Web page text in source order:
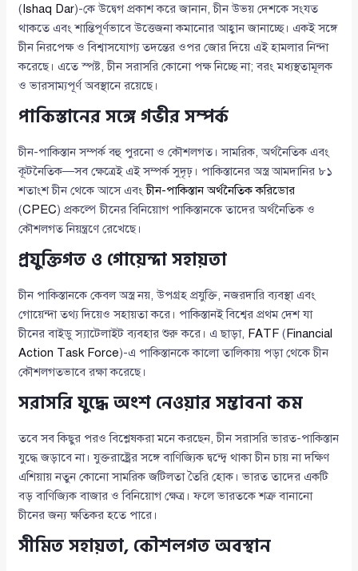
(Ishaq Dar)-কে উদ্বেগ প্রকাশ করে জানান, চীন উভয় দেশকে সংযত
থাকতে এবং শান্তিপূর্ণভাবে উত্তেজনা কমানোর আহ্বান জানাচ্ছে। একই সঙ্গে
চীন নিরপেক্ষ ও বিশ্বাসযোগ্য তদন্তের ওপর জোর দিয়ে এই হামলার নিন্দা
করেছে। এতে স্পষ্ট, চীন সরাসরি কোনো পক্ষ নিচ্ছে না; বরং মধ্যস্থতামূলক
ও ভারসাম্যপূর্ণ অবস্থানে রয়েছে।
পাকিস্তানের সঙ্গে গভীর সম্পর্ক
চীন-পাকিস্তান সম্পর্ক বহু পুরনো ও কৌশলগত। সামরিক, অর্থনৈতিক এবং
কূটনৈতিক—সব ক্ষেত্রেই এই সম্পর্ক সুদৃঢ়। পাকিস্তানের অস্ত্র আমদানির ৮১
শতাংশ চীন থেকে আসে এবংচীন-পাকিস্তান অর্থনৈতিক করিডোর
(CPEC) প্রকল্পে চীনের বিনিয়োগ পাকিস্তানকে তাদের অর্থনৈতিক ও
কৌশলগত নিয়ন্ত্রণে রেখেছে।
প্রযুক্তিগত ও গোয়েন্দা সহায়তা
চীন পাকিস্তানকে কেবল অস্ত্র নয়, উপগ্রহ প্রযুক্তি, নজরদারি ব্যবস্থা এবং
গোয়েন্দা তথ্য দিয়েও সহায়তা করে। পাকিস্তানই বিশ্বের প্রথম দেশ যা
চীনের বাইডু স্যাটেলাইট ব্যবহার শুরু করে। এ ছাড়া, FATF (Financial
Action Task Force)-এ পাকিস্তানকে কালো তালিকায় পড়া থেকে চীন
কৌশলগতভাবে রক্ষা করেছে।
সরাসরি যুদ্ধে অংশ নেওয়ার সম্ভাবনা কম
তবে সব কিছুর পরও বিশ্লেষকরা মনে করছেন, চীন সরাসরি ভারত-পাকিস্তান
যুদ্ধে জড়াবে না। যুক্তরাষ্ট্রের সঙ্গে বাণিজ্যিক দ্বন্দ্বে থাকা চীন চায় না দক্ষিণ
এশিয়ায় নতুন কোনো সামরিক জটিলতা তৈরি হোক। ভারত তাদের একটি
বড় বাণিজ্যিক বাজার ও বিনিয়োগ ক্ষেত্র। ফলে ভারতকে শত্রু বানানো
চীনের জন্য ক্ষতিকর হতে পারে।
সীমিত সহায়তা, কৌশলগত অবস্থান